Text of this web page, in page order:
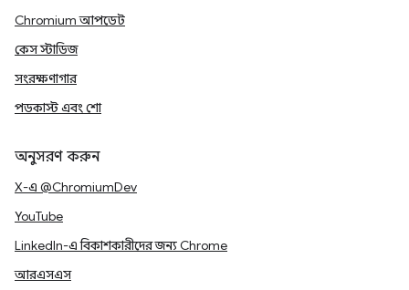
Chromium আপডেট
কেস স্টাডিজ
সংরক্ষণাগার
পডকাস্ট এবং শো
অনুসরণ করুন
X-এ @ChromiumDev
YouTube
LinkedIn-এ বিকাশকারীদের জন্য Chrome
আরএসএস